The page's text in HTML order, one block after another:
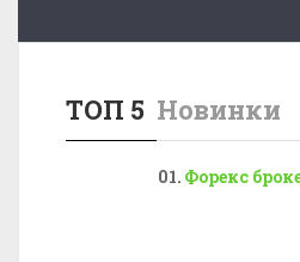
ТОП 5 Новинки
Форекс